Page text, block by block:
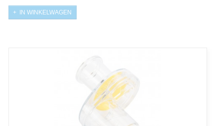
IN WINKELWAGEN